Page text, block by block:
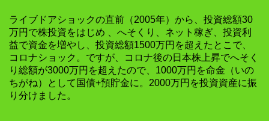
ライブドアショックの直前（2005年）から、投資総額30
万円で株投資をはじめ 、へそくり、ネット稼ぎ、投資利
益で資金を増やし、投資総額1500万円を超えたとこで、
コロナショック。ですが、コロナ後の日本株上昇でへそく
り総額が3000万円を超えたので、1000万円を命金（いの
ちがね）として国債+預貯金に。2000万円を投資資産に振
り分けました。